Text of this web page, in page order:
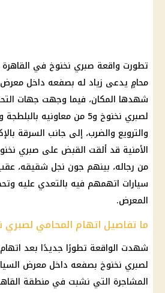
تطورت واقعة صبري نخنوخ في القاهرة
محامٍ يدعى زياد له بصفعه داخل
شهدها المكان، فيما وجهت جهات
لصبري نخنوخ و5 من معاونيه
والترويع والضرب، إلى جانب السرقة
من رجاله، بينهم جون نجل شقيقه،
سيارات اتهمهم فيه بالتعدي عليه
المعرض.
ما تفاصيل اتهام المحامي لصبري
شهدت الواقعة تطورًا جديدًا بعد
لصبري نخنوخ بصفعه داخل معرض
المشاجرة التي نشبت في منطقة